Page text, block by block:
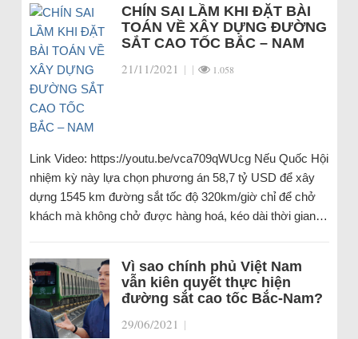
CHÍN SAI LẦM KHI ĐẶT BÀI
TOÁN VỀ XÂY DỰNG ĐƯỜNG
SẮT CAO TỐC BẮC – NAM
21/11/2021 | | 1.058
Link Video: https://youtu.be/vca709qWUcg Nếu Quốc Hội
nhiệm kỳ này lựa chọn phương án 58,7 tỷ USD để xây
dựng 1545 km đường sắt tốc độ 320km/giờ chỉ để chở
khách mà không chở được hàng hoá, kéo dài thời gian…
Vì sao chính phủ Việt Nam
vẫn kiên quyết thực hiện
đường sắt cao tốc Bắc-Nam?
29/06/2021 |